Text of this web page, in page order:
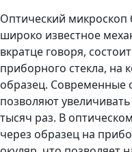
Оптический микроскоп
широко известное
вкратце говоря,
приборного стекла, на
образец. Современные
позволяют
тысяч раз. В
через образец на